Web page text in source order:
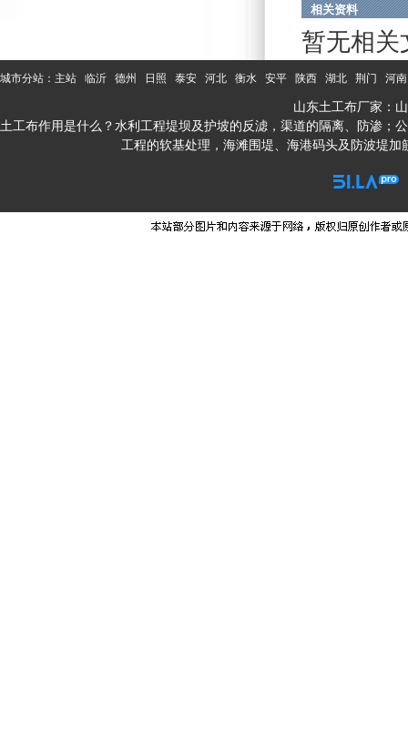
布...
相关资料
暂无相关
城市分站： 主站 临沂 德州 日照 泰安 河北 衡水 安平 陕西 湖北 荆门 河南
山东土工布厂家：
土工布作用是什么？水利工程堤坝及护坡的反滤，渠道的隔离、防渗；
工程的软基处理，海滩围堤、海港码头及防波堤